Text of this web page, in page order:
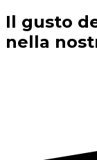
Il gusto
nella